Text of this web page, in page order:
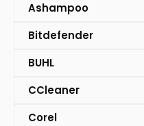
Ashampoo
Bitdefender
BUHL
CCleaner
Corel